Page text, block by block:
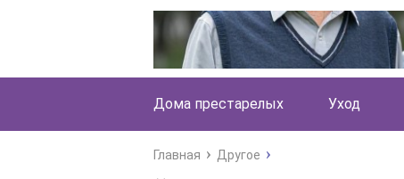
Дома престарелых Уход
Главная Другое